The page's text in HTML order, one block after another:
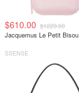
$610.00 $1220.00
Jacquemus Le Petit
SSENSE